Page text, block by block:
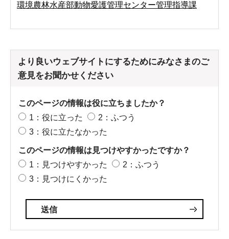
環境農林水産部動物愛護管理センター管理指導課
より良いウェブサイトにするためにみなさまのご
意見をお聞かせください
このページの情報は役に立ちましたか？
1：役に立った
2：ふつう
3：役に立たなかった
このページの情報は見つけやすかったですか？
1：見つけやすかった
2：ふつう
3：見つけにくかった